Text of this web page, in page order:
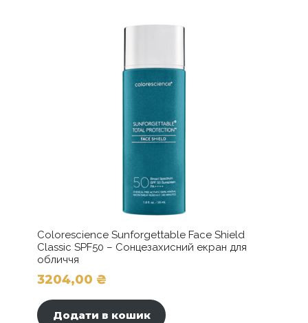
Colorescience Sunforgettable Face Shield
Classic SPF50 – Сонцезахисний екран для
обличчя
3204,00 ₴
Додати в кошик